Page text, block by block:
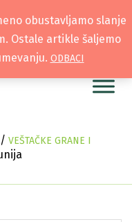
/ VEŠTAČKE GRANE I
obustavljamo slanje
Ostale artikle šaljemo
ODBACI